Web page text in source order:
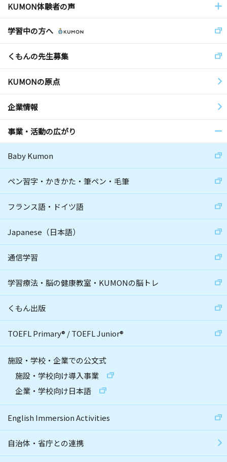
KUMON体験者の声
学習中の方へ
くもんの先生募集
KUMONの原点
企業情報
事業・活動の広がり
Baby Kumon
ペン習字・かきかた・筆ペン・毛筆
フランス語・ドイツ語
Japanese（日本語）
通信学習
学習療法・脳の健康教室・KUMONの脳トレ
くもん出版
TOEFL Primary® /TOEFL Junior®
施設・学校・企業での公文式
施設・学校向け導入事業
企業・学校向け日本語
English Immersion Activities
自治体・省庁との連携